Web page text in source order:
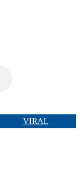
VIRAL